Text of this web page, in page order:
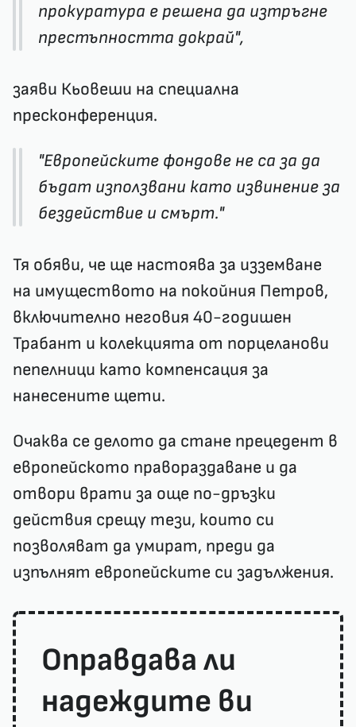
прокуратура е решена да изтръгне
престъпността докрай",
заяви Кьовеши на специална
пресконференция.
"Европейските фондове не са за да
бъдат използвани като извинение за
бездействие и смърт."
Тя обяви, че ще настоява за изземване
на имуществото на покойния Петров,
включително неговия 40-годишен
Трабант и колекцията от порцеланови
пепелници като компенсация за
нанесените щети.
Очаква се делото да стане прецедент в
европейското правораздаване и да
отвори врати за още по-дръзки
действия срещу тези, които си
позволяват да умират, преди да
изпълнят европейските си задължения.
Оправдава ли
надеждите ви